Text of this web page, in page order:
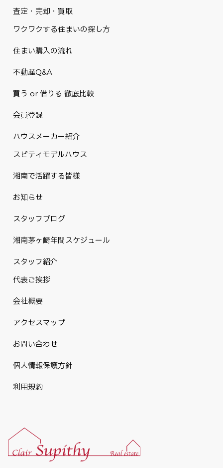
査定・売却・買取
ワクワクする住まいの探し方
住まい購入の流れ
不動産Q&A
買う or 借りる 徹底比較
会員登録
ハウスメーカー紹介
スピティモデルハウス
湘南で活躍する皆様
お知らせ
スタッフブログ
湘南茅ヶ崎年間スケジュール
スタッフ紹介
代表ご挨拶
会社概要
アクセスマップ
お問い合わせ
個人情報保護方針
利用規約